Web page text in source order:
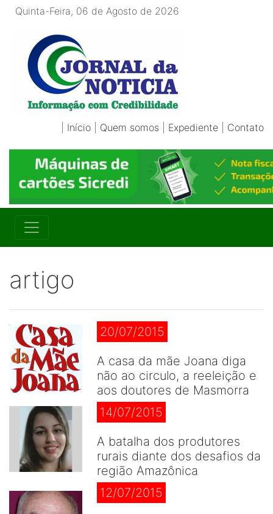
Quinta-Feira, 06 de Agosto de 2026
Início Quem somos Expediente Contato
artigo
20/07/2015
A casa da mãe Joana diga
não ao circulo, a reeleição e
aos doutores de Masmorra
14/07/2015
A batalha dos produtores
rurais diante dos desafios da
região Amazônica
12/07/2015